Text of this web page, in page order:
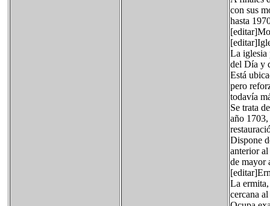
con sus
hasta
La iglesia
del Día y
Está
pero
todavía
Se trata
año
Dispone
anterior
de mayor
La
cercana